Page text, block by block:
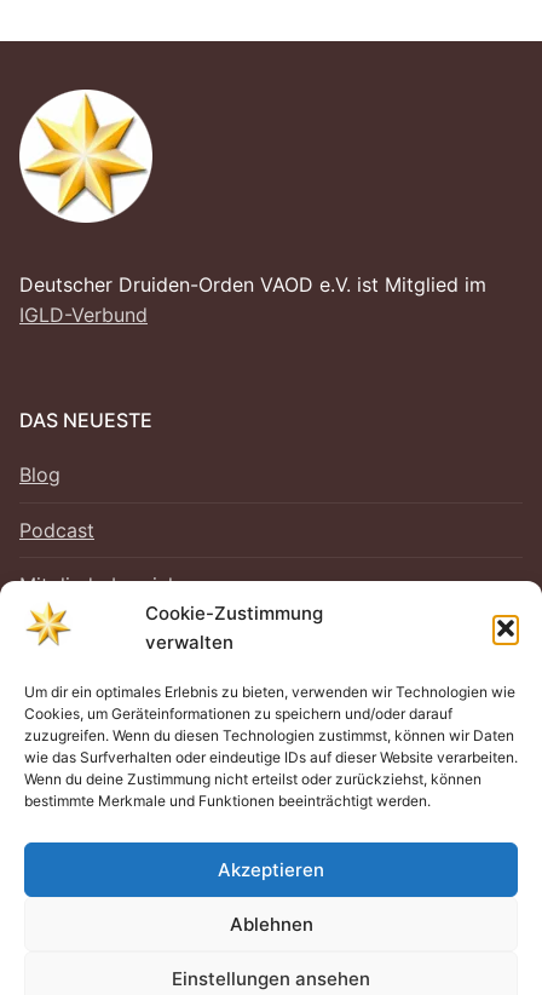
Cookie-Zustimmung
verwalten
Um dir ein optimales Erlebnis zu bieten, verwenden wir Technologien wie
Cookies, um Geräteinformationen zu speichern und/oder darauf
zuzugreifen. Wenn du diesen Technologien zustimmst, können wir Daten
wie das Surfverhalten oder eindeutige IDs auf dieser Website verarbeiten.
Wenn du deine Zustimmung nicht erteilst oder zurückziehst, können
bestimmte Merkmale und Funktionen beeinträchtigt werden.
Akzeptieren
Ablehnen
Einstellungen ansehen
Deutscher Druiden-Orden VAOD e.V. ist Mitglied im
IGLD-Verbund
DAS NEUESTE
Blog
Podcast
Mitgliederbereich
RECHTLICHES
Impressum
Datenschutz
Cookie-Richtlinie (EU)